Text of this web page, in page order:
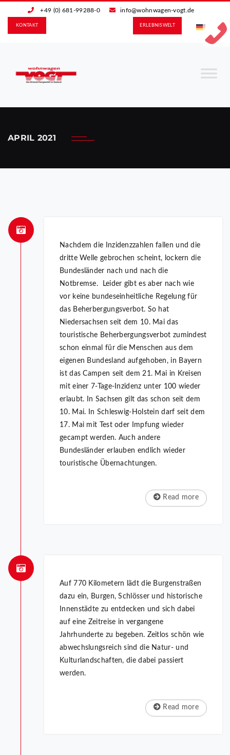
+49 (0) 681-99288-0 info@wohnwagen-vogt.de
ERLEBNIS­WELT
KONTAKT
APRIL 2021
Nachdem die Inzidenzzahlen fallen und die
dritte Welle gebrochen scheint, lockern die
Bundesländer nach und nach die
Notbremse. Leider gibt es aber nach wie
vor keine bundeseinheitliche Regelung für
das Beherbergungsverbot. So hat
Niedersachsen seit dem 10. Mai das
touristische Beherbergungsverbot zumindest
schon einmal für die Menschen aus dem
eigenen Bundesland aufgehoben, in Bayern
ist das Campen seit dem 21. Mai in Kreisen
mit einer 7-Tage-Inzidenz unter 100 wieder
erlaubt. In Sachsen gilt das schon seit dem
10. Mai. In Schleswig-Holstein darf seit dem
17. Mai mit Test oder Impfung wieder
gecampt werden. Auch andere
Bundesländer erlauben endlich wieder
touristische Übernachtungen.
Read more
Auf 770 Kilometern lädt die Burgenstraßen
dazu ein, Burgen, Schlösser und historische
Innenstädte zu entdecken und sich dabei
auf eine Zeitreise in vergangene
Jahrhunderte zu begeben. Zeitlos schön wie
abwechslungsreich sind die Natur- und
Kulturlandschaften, die dabei passiert
werden.
Read more